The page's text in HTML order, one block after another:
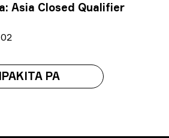
Asia Closed Qualifier
02
IPAKITA PA